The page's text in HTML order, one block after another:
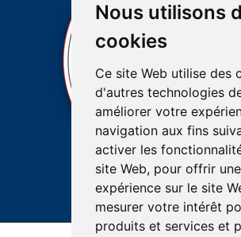
Nous utilisons
cookies
Ce site Web utilise des
d'autres technologies
améliorer votre
navigation aux fins
activer les
site Web, pour offrir
expérience sur le site
mesurer votre intérêt
produits et services et